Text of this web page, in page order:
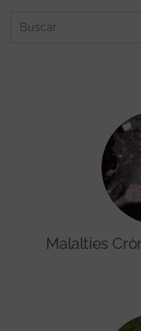
Malalties